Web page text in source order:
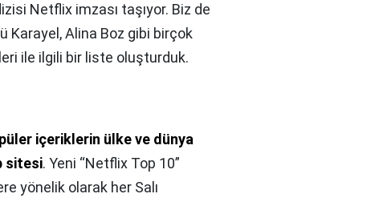
Netflix imzası taşıyor. Biz de
Karayel, Alina Boz gibi birçok
ile ilgili bir liste oluşturduk.
içeriklerin ülke ve dünya
sitesi. Yeni “Netflix Top 10”
yönelik olarak her Salı